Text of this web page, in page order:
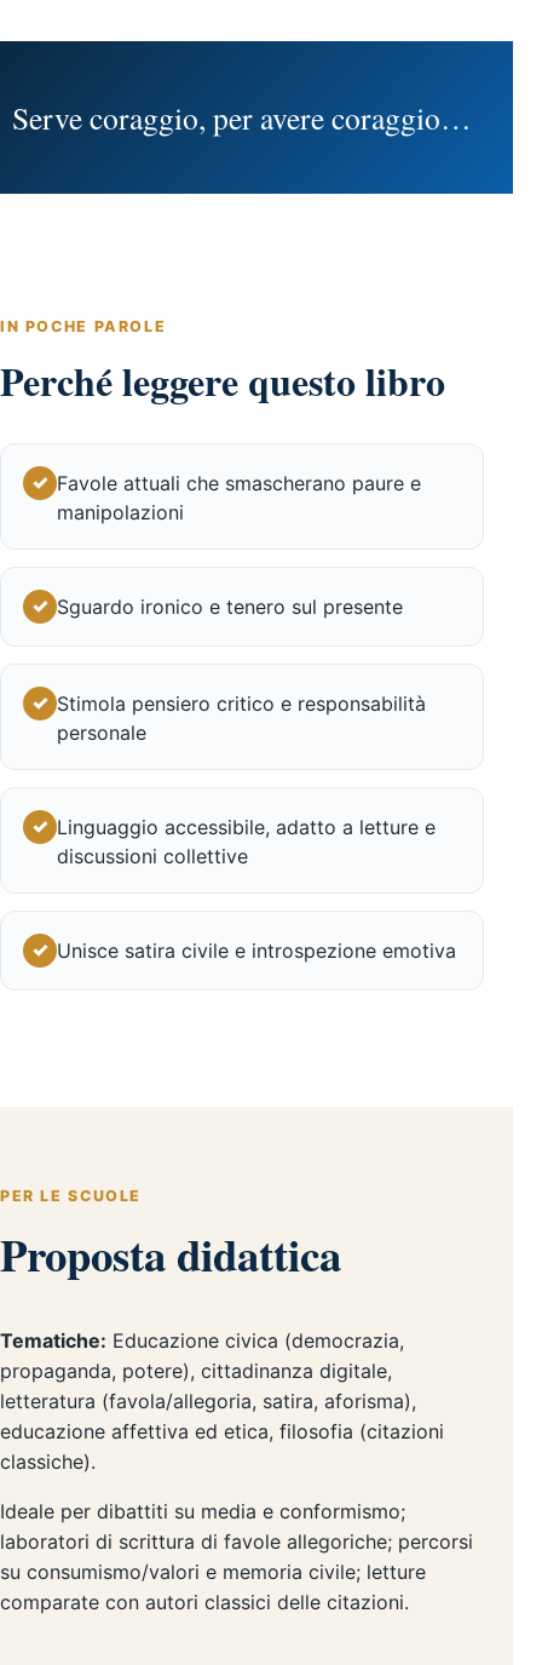
Gallo
Serve coraggio, per avere coraggio…
IN POCHE PAROLE
Perché leggere questo libro
✓ Favole attuali che smascherano paure e
manipolazioni
✓ Sguardo ironico e tenero sul presente
✓ Stimola pensiero critico e responsabilità
personale
✓ Linguaggio accessibile, adatto a letture e
discussioni collettive
✓ Unisce satira civile e introspezione emotiva
PER LE SCUOLE
Proposta didattica
Tematiche: Educazione civica (democrazia,
propaganda, potere), cittadinanza digitale,
letteratura (favola/allegoria, satira, aforisma),
educazione affettiva ed etica, filosofia (citazioni
classiche).
Ideale per dibattiti su media e conformismo;
laboratori di scrittura di favole allegoriche; percorsi
su consumismo/valori e memoria civile; letture
comparate con autori classici delle citazioni.